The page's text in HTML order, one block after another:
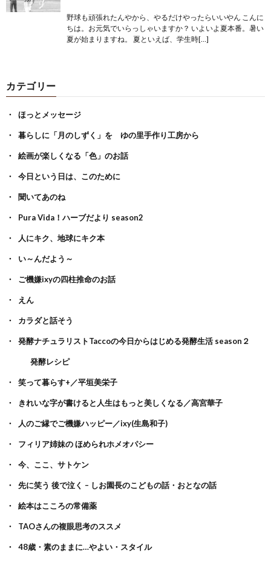
野球も頑張れたんやから、やるだけやったらいいやん こんに
ちは。お元気でいらっしゃいますか？ いよいよ夏本番。暑い
夏が始まりますね。 夏といえば、学生時[…]
カテゴリー
ほっとメッセージ
暮らしに「月のしずく」を ゆの里手作り工房から
絵画が楽しくなる「色」のお話
今日という日は、このために
聞いてあのね
Pura Vida！ハーブだより season2
人にキク、地球にキク本
い～んだよう～
ご機嫌ixyの四柱推命のお話
えん
カラダと話そう
発酵ナチュラリストTaccoの今日からはじめる発酵生活 season２
発酵レシピ
笑って暮らす+／平垣美栄子
きれいな字が書けると人生はもっと美しくなる／高宮華子
人のご縁でご機嫌ハッピー／ixy(生島和子)
フィリア姉妹の ほめられホメオパシー
今、ここ、サトケン
先に笑う 後で泣く – しお園長のこどもの話・おとなの話
絵本はこころの常備薬
TAOさんの複眼思考のススメ
48歳・素のままに…やよい・スタイル